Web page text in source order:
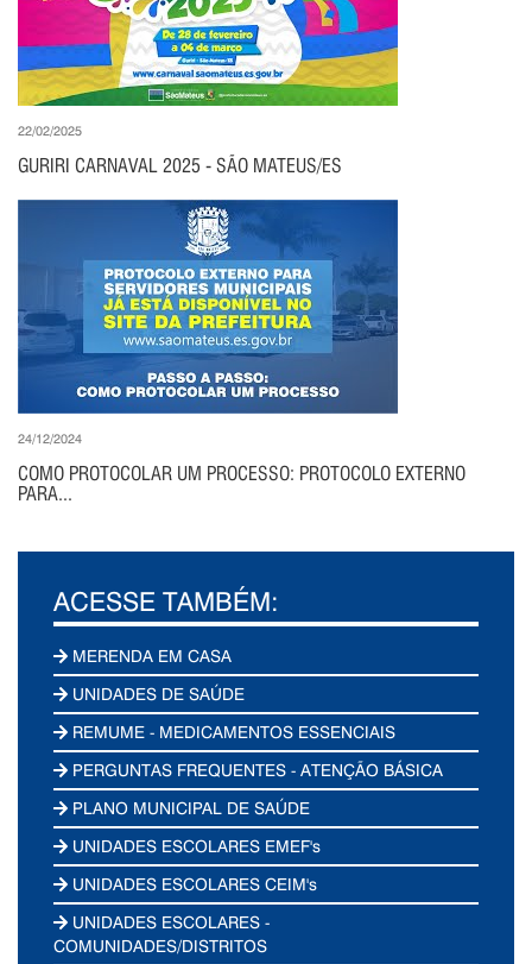
22/02/2025
GURIRI CARNAVAL 2025 - SÃO MATEUS/ES
24/12/2024
COMO PROTOCOLAR UM PROCESSO: PROTOCOLO EXTERNO
PARA...
ACESSE TAMBÉM:
MERENDA EM CASA
UNIDADES DE SAÚDE
REMUME - MEDICAMENTOS ESSENCIAIS
PERGUNTAS FREQUENTES - ATENÇÃO BÁSICA
PLANO MUNICIPAL DE SAÚDE
UNIDADES ESCOLARES EMEF's
UNIDADES ESCOLARES CEIM's
UNIDADES ESCOLARES -
COMUNIDADES/DISTRITOS